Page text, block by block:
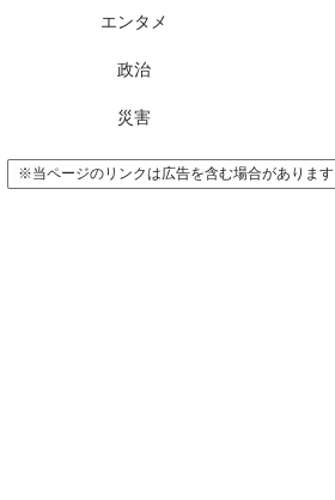
エンタメ
政治
災害
※当ページのリンクは広告を含む場合があります